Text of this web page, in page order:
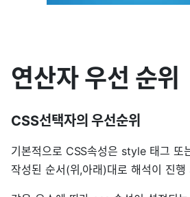
연산자 우선 순위
CSS선택자의 우선순위
기본적으로 CSS속성은 style 태그 또
작성된 순서(위,아래)대로 해석이 진행